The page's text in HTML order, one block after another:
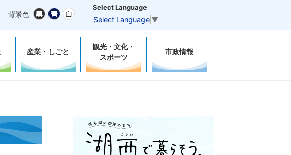
背景色
Select Language
Select Language ▼
産業・しごと
観光・文化・
スポーツ
市政情報